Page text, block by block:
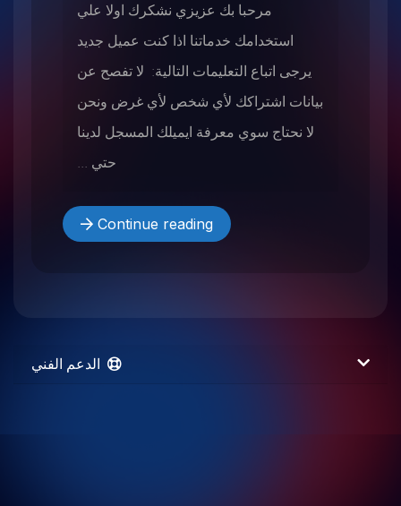
مرحبا بك عزيزي نشكرك اولا علي
استخدامك خدماتنا اذا كنت عميل جديد
يرجى اتباع التعليمات التالية: لا تفصح عن
بيانات اشتراكك لأي شخص لأي غرض ونحن
لا نحتاج سوي معرفة ايميلك المسجل لدينا
حتي ...
Continue reading
الدعم الفني